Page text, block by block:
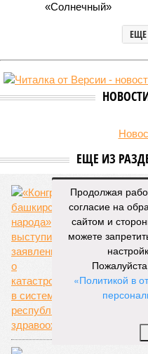
«Солнечный»
ЕЩЕ
ЕЩЕ ИЗ
несогласных?
Продолжая
согласие на
сайтом и
можете
«Политикой в